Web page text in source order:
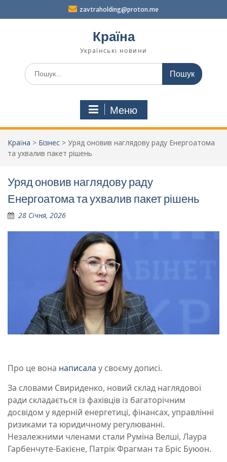
zavtraholding@proton.me
Країна
Українські новини
Шукати:
Меню
Країна > Бізнес > Уряд оновив наглядову раду Енергоатома
та ухвалив пакет рішень
Уряд оновив наглядову раду
Енергоатома та ухвалив пакет рішень
28 Січня, 2026
Про це вона написала у своєму дописі.
За словами Свириденко, новий склад наглядової
ради складається із фахівців із багаторічним
досвідом у ядерній енергетиці, фінансах, управлінні
ризиками та юридичному регулюванні.
Незалежними членами стали Руміна Велші, Лаура
Гарбенчуте-Бакієне, Патрік Фрагман та Бріс Буюон.